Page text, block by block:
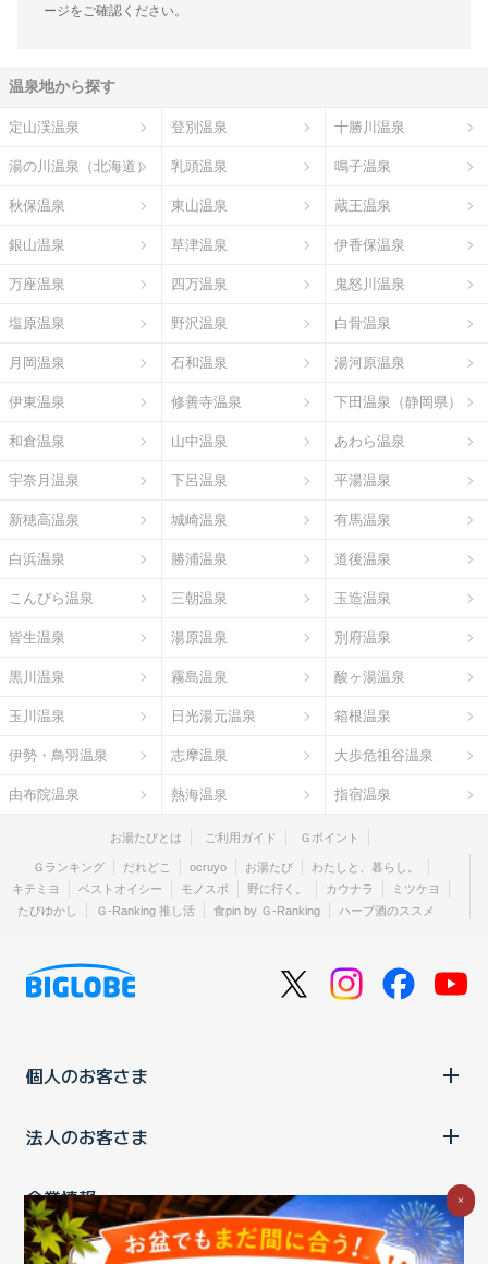
ージをご確認ください。
温泉地から探す
定山渓温泉 登別温泉 十勝川温泉
湯の川温泉（北海道） 乳頭温泉 鳴子温泉
秋保温泉 東山温泉 蔵王温泉
銀山温泉 草津温泉 伊香保温泉
万座温泉 四万温泉 鬼怒川温泉
塩原温泉 野沢温泉 白骨温泉
月岡温泉 石和温泉 湯河原温泉
伊東温泉 修善寺温泉 下田温泉（静岡県）
和倉温泉 山中温泉 あわら温泉
宇奈月温泉 下呂温泉 平湯温泉
新穂高温泉 城崎温泉 有馬温泉
白浜温泉 勝浦温泉 道後温泉
こんぴら温泉 三朝温泉 玉造温泉
皆生温泉 湯原温泉 別府温泉
黒川温泉 霧島温泉 酸ヶ湯温泉
玉川温泉 日光湯元温泉 箱根温泉
伊勢・鳥羽温泉 志摩温泉 大歩危祖谷温泉
由布院温泉 熱海温泉 指宿温泉
お湯たびとは ご利用ガイド Ｇポイント
Ｇランキング だれどこ ocruyo お湯たび
わたしと、暮らし。
キテミヨ
ベストオイシー モノスポ 野に行く。 カウナラ
ミツケヨ
たびゆかし
Ｇ-Ranking 推し活 食pin by Ｇ-Ranking ハーブ酒のススメ
個人のお客さま
法人のお客さま
企業情報
ご利用中の方
×